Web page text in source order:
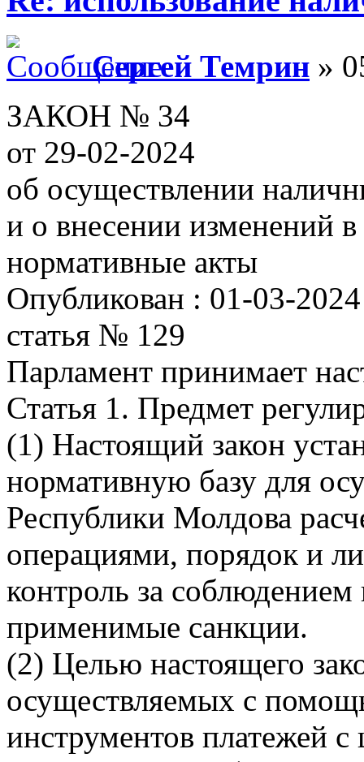
Сергей Темрин »
ЗАКОН № 34
от 29-02-2024
об осуществлении
и о внесении изменений
нормативные акты
Опубликован : 01-03-
статья № 129
Парламент принимает
Статья 1. Предмет
(1) Настоящий закон
нормативную базу для
Республики Молдова
операциями, порядок и
контроль за соблюдением
применимые санкции.
(2) Целью настоящего
осуществляемых с
инструментов платежей